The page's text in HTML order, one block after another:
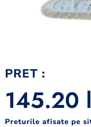
PRET :
145.20
Preturile afisate pe